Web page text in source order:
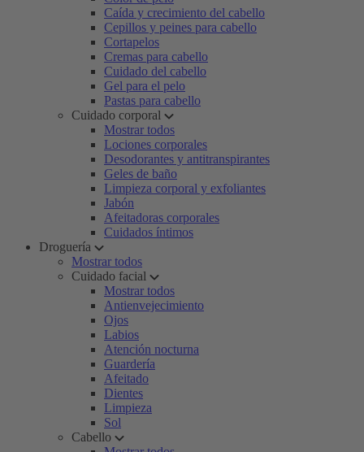
Caída y crecimiento del cabello
Cepillos y peines para cabello
Cortapelos
Cremas para cabello
Cuidado del cabello
Gel para el pelo
Pastas para cabello
Cuidado corporal
Mostrar todos
Lociones corporales
Desodorantes y antitranspirantes
Geles de baño
Limpieza corporal y exfoliantes
Jabón
Afeitadoras corporales
Cuidados íntimos
Droguería
Mostrar todos
Cuidado facial
Mostrar todos
Antienvejecimiento
Ojos
Labios
Atención nocturna
Guardería
Afeitado
Dientes
Limpieza
Sol
Cabello